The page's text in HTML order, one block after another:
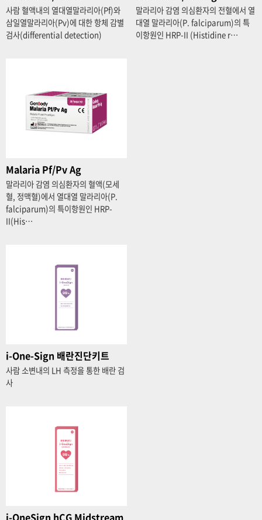
사람 혈액내의 열대열말라리아(Pf)와
삼일열말라리아(Pv)에 대한 항체 감별
검사(differential detection)
말라리아 감염 의심환자의 전혈에서 열
대열 말라리아(P. falciparum)의 특
이항원인 HRP-II (Histidine r…
Malaria Pf/Pv Ag
말라리아 감염 의심환자의 혈액(모세
혈, 정맥혈)에서 열대열 말라리아(P.
falciparum)의 특이항원인 HRP-
II(His…
i-One-Sign 배란진단키트
사람 소변내의 LH 측정을 통한 배란 검
사
i-OneSign hCG Midstream